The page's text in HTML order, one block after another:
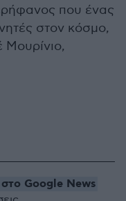
που ένας
στον κόσμο,
Google News